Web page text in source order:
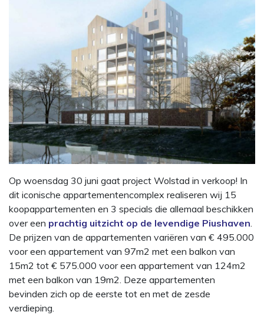
Op woensdag 30 juni gaat project Wolstad in verkoop! In
dit iconische appartementencomplex realiseren wij 15
koopappartementen en 3 specials die allemaal beschikken
over een prachtig uitzicht op de levendige Piushaven.
De prijzen van de appartementen variëren van € 495.000
voor een appartement van 97m2 met een balkon van
15m2 tot € 575.000 voor een appartement van 124m2
met een balkon van 19m2. Deze appartementen
bevinden zich op de eerste tot en met de zesde
verdieping.